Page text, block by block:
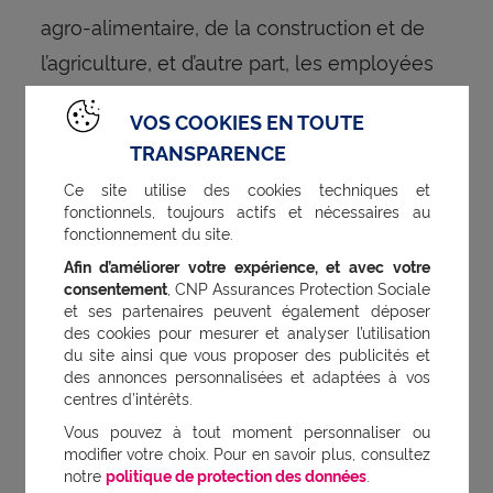
agro-alimentaire, de la construction et de
l’agriculture, et d’autre part, les employées
peu qualifiées des services (agents de
service, aides-soignantes, aides à domicile,
caissières, etc.)(5) . Fait nouveau, des TMS
sont de plus en plus souvent diagnostiqués
par les médecins du travail chez des
travailleurs jeunes cumulant emploi
précaire et conditions de travail pénibles(6)
Certaines caractéristiques personnelles
exposent à une vulnérabilité accrue : l’âge,
le genre féminin, le patrimoine génétique
ayant trait à certains types de protéine des
tissus ou (collagène moins résistants), les
VOS COOKIES EN TOUTE
TRANSPARENCE
Ce site utilise des cookies techniques et
fonctionnels, toujours actifs et nécessaires au
fonctionnement du site.
Afin d’améliorer votre expérience, et avec votre
consentement, CNP Assurances Protection Sociale
et ses partenaires peuvent également déposer
des cookies pour mesurer et analyser l’utilisation
du site ainsi que vous proposer des publicités et
des annonces personnalisées et adaptées à vos
centres d’intérêts.
Vous pouvez à tout moment personnaliser ou
modifier votre choix. Pour en savoir plus, consultez
notre politique de protection des données.